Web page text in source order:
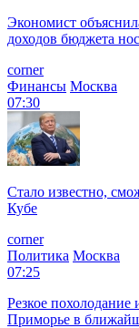
Экономист
доходов бюджета
corner
Финансы Москва
07:30
Стало известно,
Кубе
corner
Политика Москва
07:25
Резкое похолодание
Приморье в